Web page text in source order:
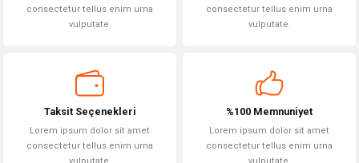
consectetur tellus enim urna
vulputate.
consectetur tellus enim urna
vulputate.
Taksit Seçenekleri
Lorem ipsum dolor sit amet
consectetur tellus enim urna
%100 Memnuniyet
Lorem ipsum dolor sit amet
consectetur tellus enim urna